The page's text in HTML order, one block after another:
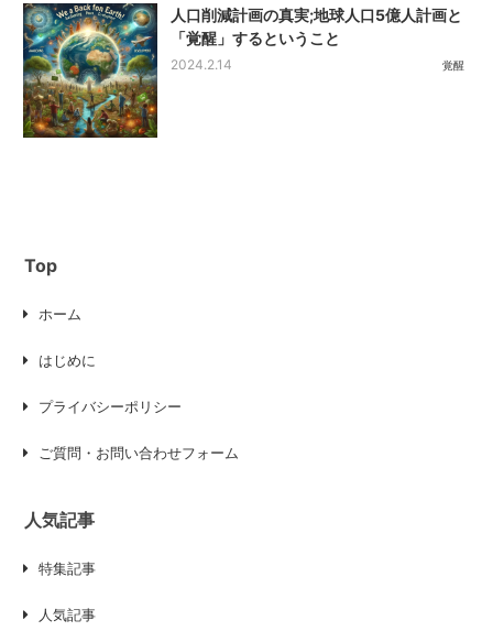
人口削減計画の真実;地球人口5億人計画と
「覚醒」するということ
2024.2.14 覚醒
Top
ホーム
はじめに
プライバシーポリシー
ご質問・お問い合わせフォーム
人気記事
特集記事
人気記事